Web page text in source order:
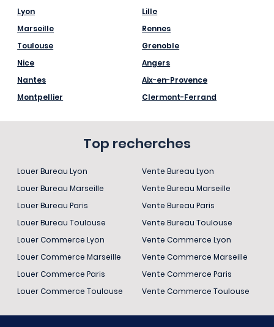
Lyon
Marseille
Toulouse
Nice
Nantes
Montpellier
Lille
Rennes
Grenoble
Angers
Aix-en-Provence
Clermont-Ferrand
Top recherches
Louer Bureau Lyon
Louer Bureau Marseille
Louer Bureau Paris
Louer Bureau Toulouse
Louer Commerce Lyon
Louer Commerce Marseille
Louer Commerce Paris
Louer Commerce Toulouse
Vente Bureau Lyon
Vente Bureau Marseille
Vente Bureau Paris
Vente Bureau Toulouse
Vente Commerce Lyon
Vente Commerce Marseille
Vente Commerce Paris
Vente Commerce Toulouse